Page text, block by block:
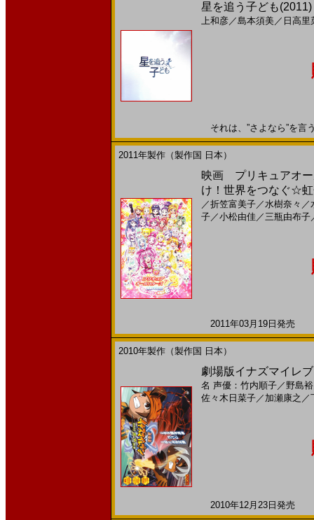
星を追う子ども
上和彦／島本須美／ 日高里
それは、”さよなら”を
2011年製作（製作国 日本）
映画 プリキュアオ
け！世界をつなぐ☆
／折笠富美子／水樹奈々 ／
子／小松由佳／三瓶由布子
2011年03月19日発売
2010年製作（製作国 日本）
劇場版イナズマイレ
名 声優：竹内順子／ 野島
佐々木日菜子／ 加瀬康之 ／
2010年12月23日発売